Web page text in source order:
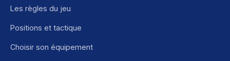
Les règles du jeu
Positions et tactique
Choisir son équipement